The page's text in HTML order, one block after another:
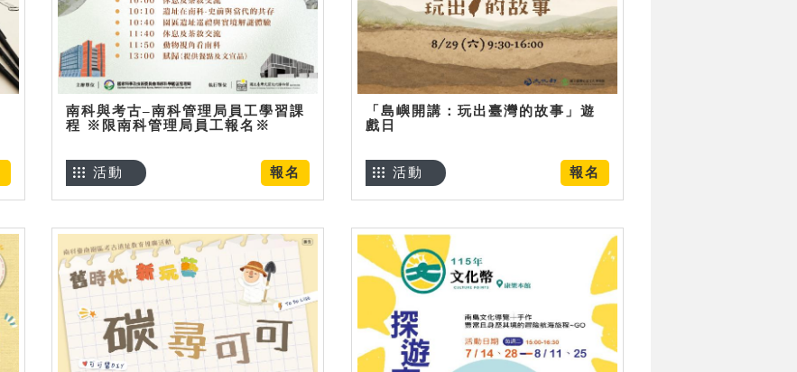
南科與考古–南科管理局員工學習課
程 ※限南科管理局員工報名※
報名
活動
「島嶼開講：玩出臺灣的故事」遊
戲日
報名
活動